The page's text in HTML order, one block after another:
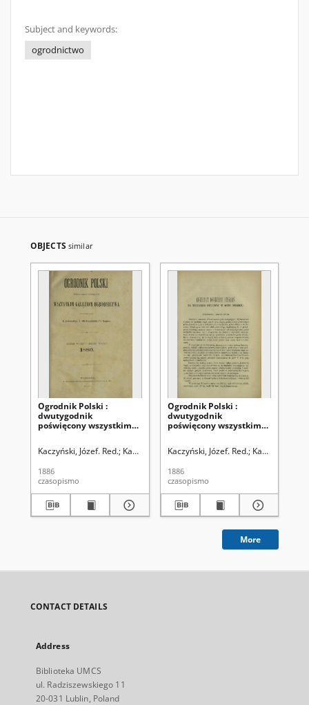
Subject and keywords:
ogrodnictwo
OBJECTS similar
Ogrodnik Polski :
dwutygodnik
poświęcony wszystkim
tomie ósmym
zawartym
Kaczyński, Józef. Red. Kaczyński, Władysław. Red. Szanior, Franciszek
1886
czasopismo
Ogrodnik Polski :
dwutygodnik
poświęcony wszystkim
Kaczyński, Józef. Red. Kaczyński,
1886
czasopismo
More
CONTACT DETAILS
Address
Biblioteka UMCS
ul. Radziszewskiego 11
20-031 Lublin, Poland